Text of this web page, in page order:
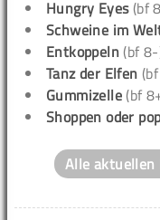
Hungry Eyes(bf
Schweine im
Entkoppeln (bf
Tanz der Elfen
Gummizelle (bf
Shoppen oder
Alle